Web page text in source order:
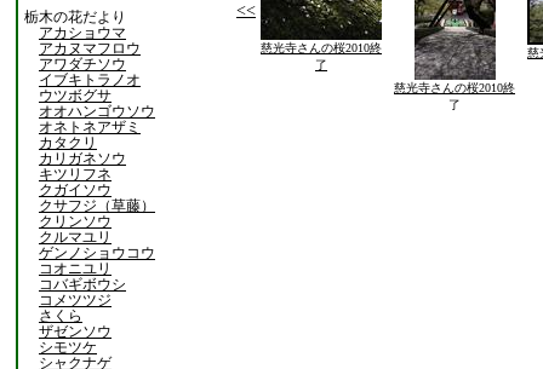
栃木の花だより
アカショウマ
アカヌマフロウ
アワダチソウ
イブキトラノオ
ウツボグサ
オオハンゴウソウ
オネトネアザミ
カタクリ
カリガネソウ
キツリフネ
クガイソウ
クサフジ（草藤）
クリンソウ
クルマユリ
ゲンノショウコウ
コオニユリ
コバギボウシ
コメツツジ
さくら
ザゼンソウ
シモツケ
シャクナゲ
<<
慈光寺さんの桜2010終
了
慈光寺さんの桜2010終
了
慈